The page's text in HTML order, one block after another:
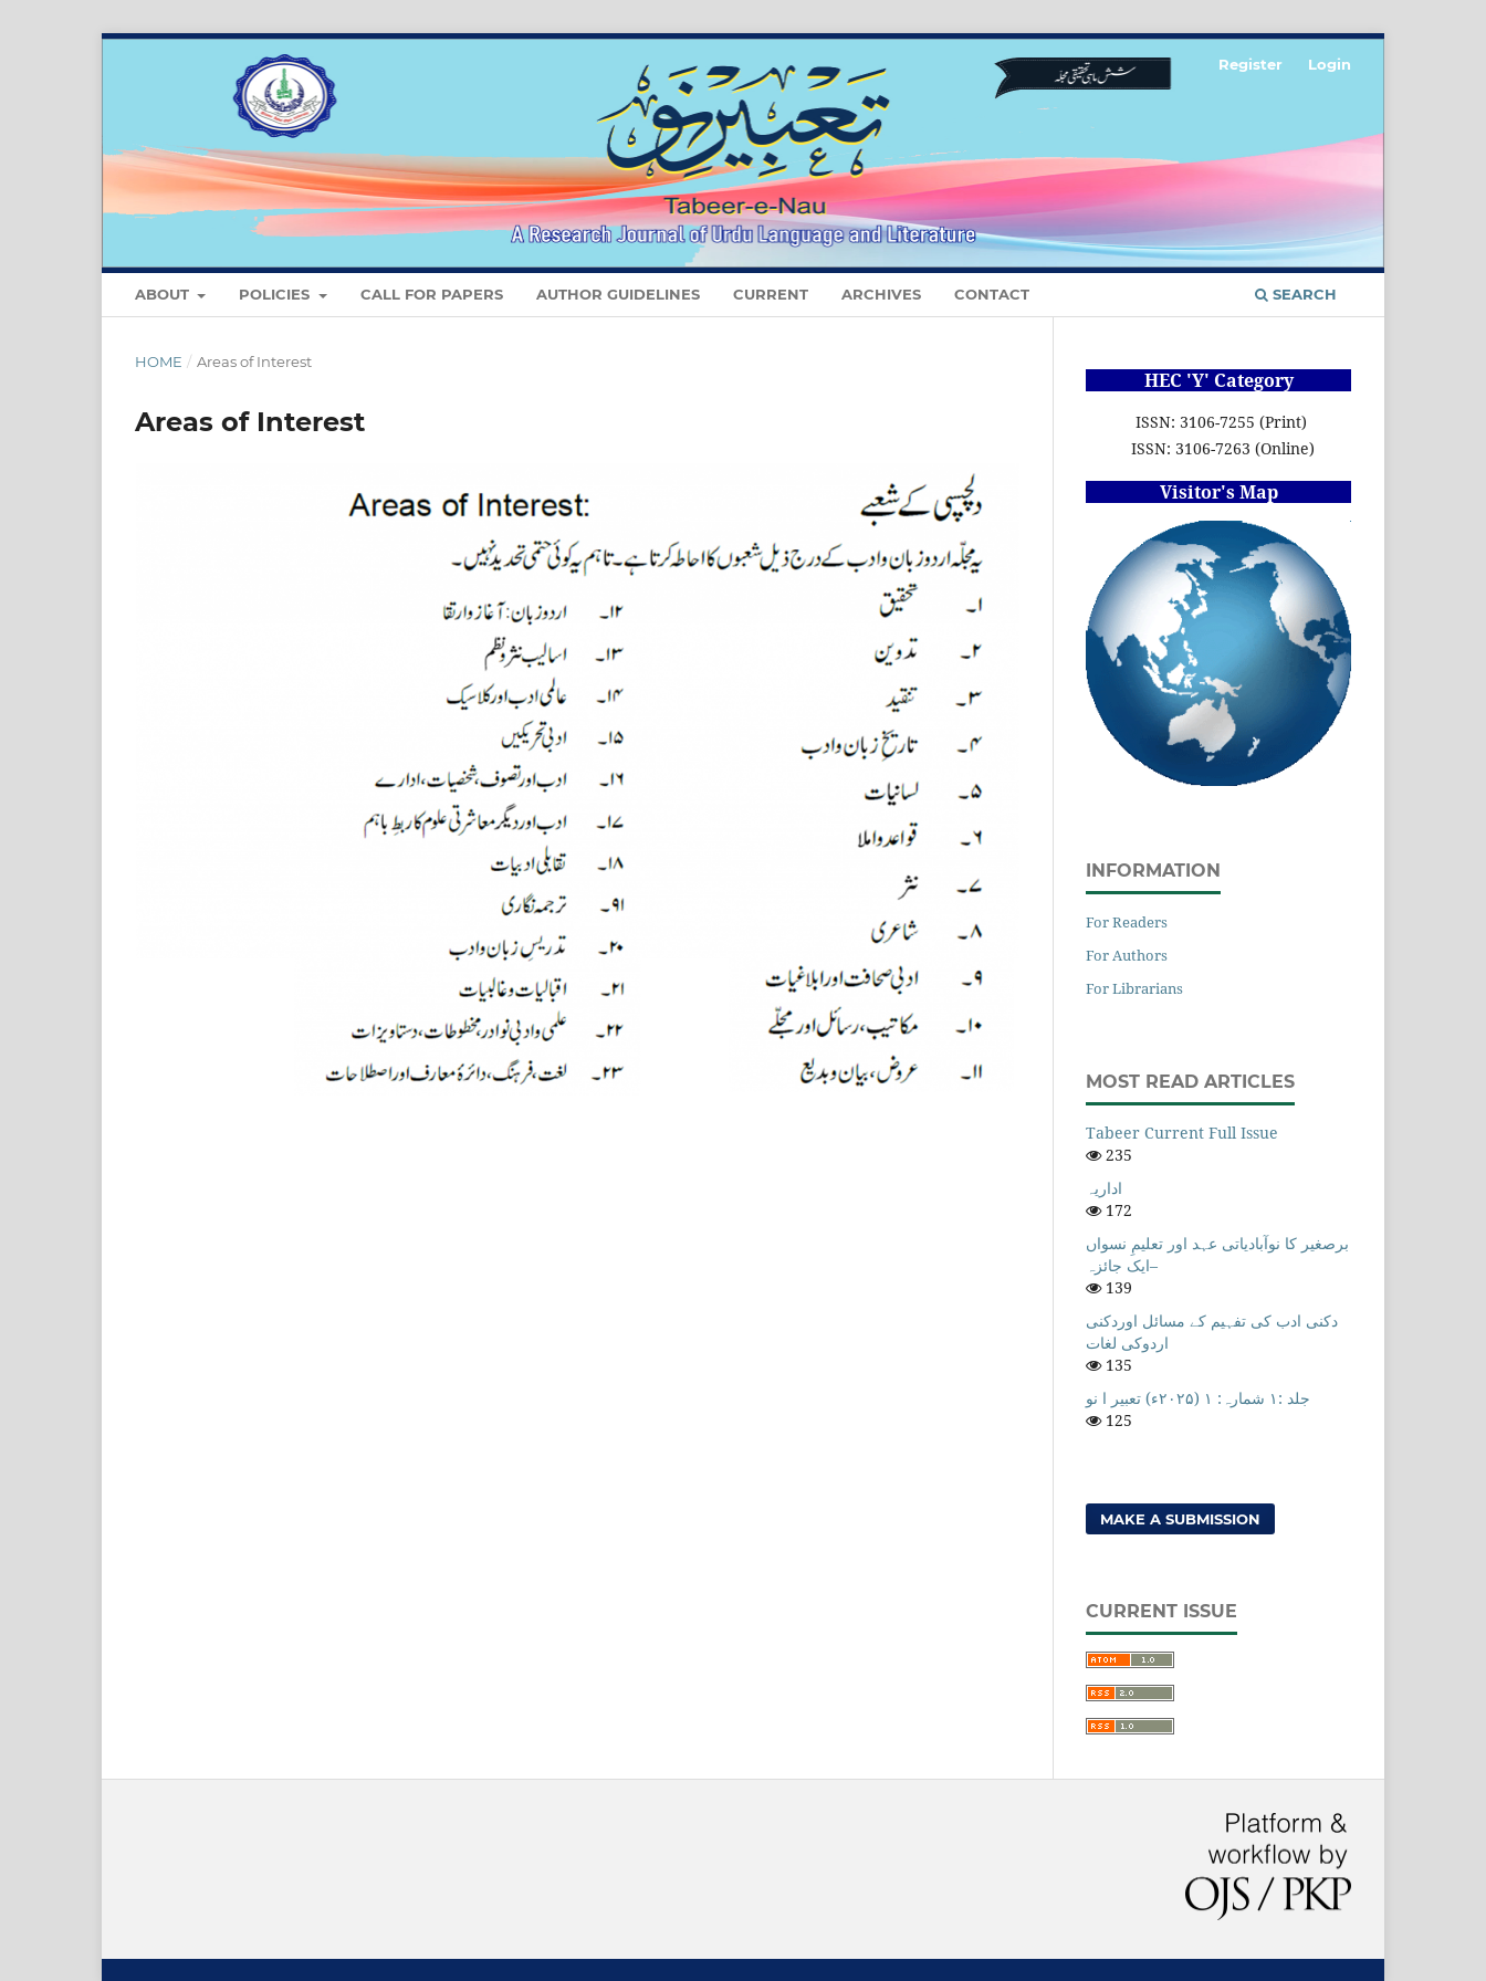
ABOUT POLICIES CALL FOR PAPERS AUTHOR GUIDELINES CURRENT ARCHIVES CONTACT SEARCH
Register Login
HOME / Areas of Interest
Areas of Interest
HEC 'Y' Category
ISSN: 3106-7255 (Print)
ISSN: 3106-7263 (Online)
Visitor's Map
INFORMATION
For Readers
For Authors
For Librarians
MOST READ ARTICLES
Tabeer Current Full Issue
235
اداریہ
172
برصغیر کا نوآبادیاتی عہد اور تعلیمِ نسواں
–ایک جائزہ
139
دکنی ادب کی تفہیم کے مسائل اوردکنی
اردوکی لغات
135
جلد :۱ شمارہ: ۱ (۲۰۲۵ء) تعبیر ا نو
125
MAKE A SUBMISSION
CURRENT ISSUE